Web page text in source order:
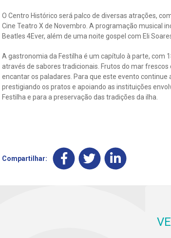
O Centro Histórico será palco de diversas atrações,
Cine Teatro X de Novembro. A programação musical
Beatles 4Ever, além de uma noite gospel com Eli
A gastronomia da Festilha é um capítulo à parte, com
através de sabores tradicionais. Frutos do mar
encantar os paladares. Para que este evento
prestigiando os pratos e apoiando as instituições
Festilha e para a preservação das tradições da ilha.
Compartilhar: